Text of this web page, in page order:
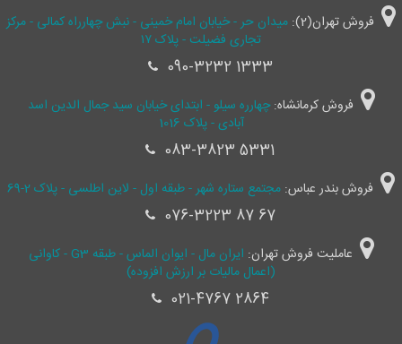
فروش تهران(2):
میدان حر - خیابان امام خمینی - نبش چهارراه کمالی - مرکز
تجاری فضیلت - پلاک ۱۷
090-3232 1333
فروش کرمانشاه:چهارره سیلو - ابتدای خیابان سید جمال ‌الدین اسد
آبادی - پلاک 1016
083-3823 5331
فروش بندر عباس: مجتمع ستاره شهر - طبقه اول - لاین اطلسی - پلاک 2-69
076-3223 87 67
عاملیت فروش تهران:
ایران مال - ایوان الماس - طبقه G3 - کاوانی
(اعمال مالیات بر ارزش افزوده)
021-4767 2864